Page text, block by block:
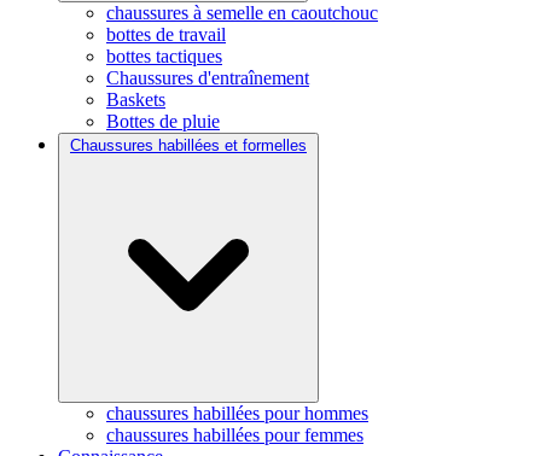
chaussures à semelle en caoutchouc
bottes de travail
bottes tactiques
Chaussures d'entraînement
Baskets
Bottes de pluie
Chaussures habillées et formelles
chaussures habillées pour hommes
chaussures habillées pour femmes